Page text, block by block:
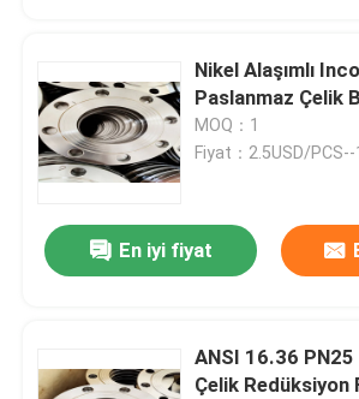
Ürün:% s
Hakkımızda
Fabrika turu
Company News
Nikel Alaşımlı
Paslanmaz Çelik
MOQ：1
Fiyat：2.5USD/
En iyi fiyat
ANSI 16.36
Çelik Redüksiyon